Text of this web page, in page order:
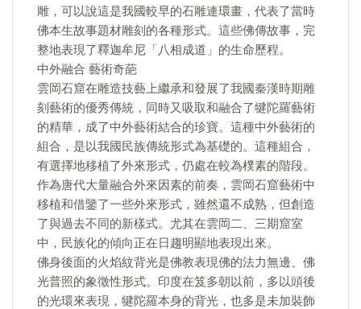
雕，可以說這是我國較早的石雕連環畫，代表了當時
佛本生故事題材雕刻的各種形式。這些佛傳故事，完
整地表現了釋迦牟尼「八相成道」的生命歷程。
中外融合 藝術奇葩
雲岡石窟在雕造技藝上繼承和發展了我國秦漢時期雕
刻藝術的優秀傳統，同時又吸取和融合了犍陀羅藝術
的精華，成了中外藝術結合的珍寶。這種中外藝術的
組合，是以我國民族傳統形式為基礎的。這種組合，
有選擇地移植了外來形式，仍處在較為樸素的階段。
作為唐代大量融合外來因素的前奏，雲岡石窟藝術中
移植和借鑒了一些外來形式，雖然還不成熟，但創造
了與過去不同的新樣式。尤其在雲岡二、三期窟室
中，民族化的傾向正在日趨明顯地表現出來。
佛身後面的火焰紋背光是佛教表現佛的法力無邊、佛
光普照的象徵性形式。印度在笈多朝以前，多以頭後
的光環來表現，犍陀羅本身的背光，也多是未加裝飾